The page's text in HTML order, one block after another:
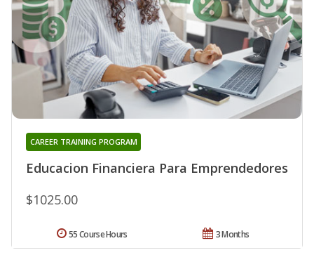
Educacion Financiera Para Emprendedores
CAREER TRAINING PROGRAM
$1025.00
3 Months
55 Course Hours